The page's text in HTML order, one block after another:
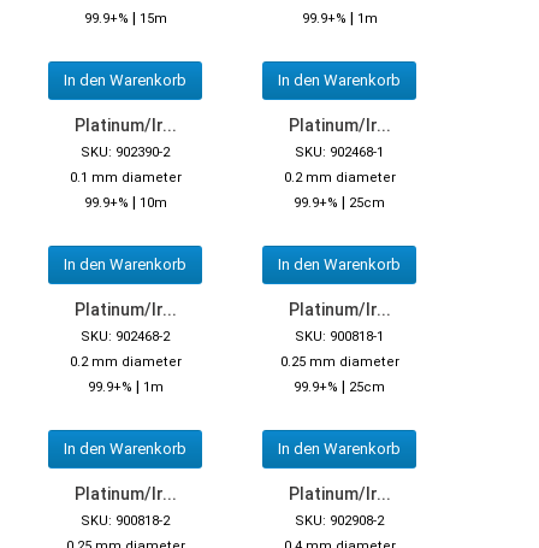
99.9+% | 15m
In den Warenkorb
99.9+% | 1m
In den Warenkorb
Platinum/Ir...
SKU: 902390-2
0.1 mm diameter
99.9+% | 10m
In den Warenkorb
Platinum/Ir...
SKU: 902468-1
0.2 mm diameter
99.9+% | 25cm
In den Warenkorb
Platinum/Ir...
SKU: 902468-2
0.2 mm diameter
99.9+% | 1m
In den Warenkorb
Platinum/Ir...
SKU: 900818-1
0.25 mm diameter
99.9+% | 25cm
In den Warenkorb
Platinum/Ir...
SKU: 900818-2
Platinum/Ir...
SKU: 902908-2